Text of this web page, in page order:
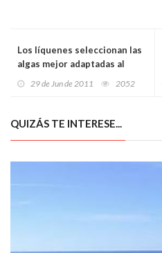
Los líquenes seleccionan las
algas mejor adaptadas al
29 de Jun de 2011 2052
QUIZÁS TE INTERESE...